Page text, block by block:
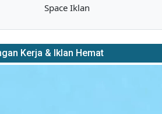
Space Iklan
Kerja & Iklan Hemat